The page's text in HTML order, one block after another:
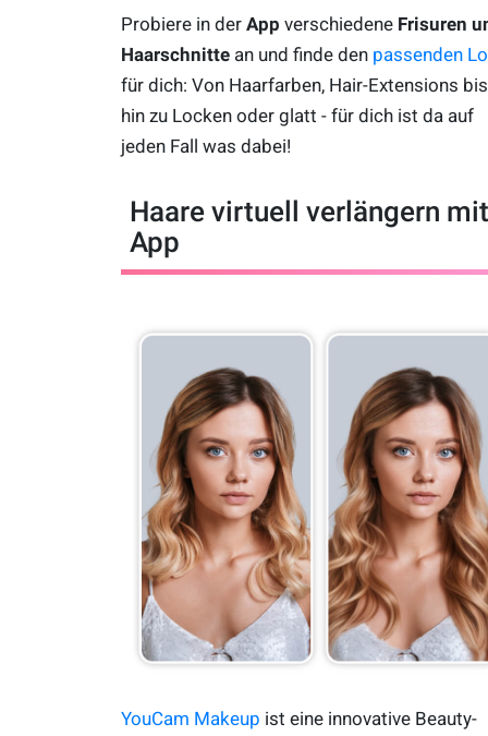
Probiere in der App verschiedeneFrisuren
Haarschnittean und finde den passenden
für dich: Von Haarfarben, Hair-Extensions bis
hin zu Locken oder glatt - für dich ist da auf
jeden Fall was dabei!
Haare virtuell verlängern mit
App
YouCam Makeup ist eine innovative Beauty-